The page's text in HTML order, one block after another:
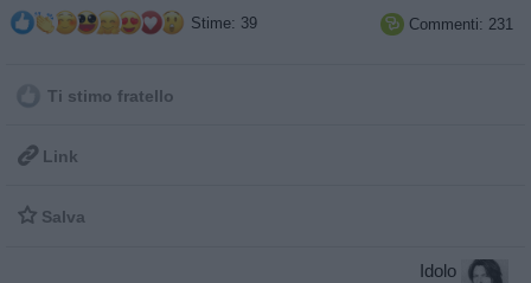
Stime: 39  Commenti: 231
Ti stimo fratello
 Link
 Salva
Idolo